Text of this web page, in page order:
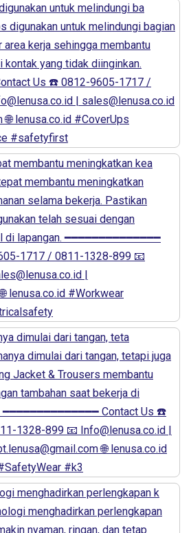
untuk melindungi ba
membantu meningkatkan kea
dimulai dari tangan, teta
menghadirkan perlengkapan k